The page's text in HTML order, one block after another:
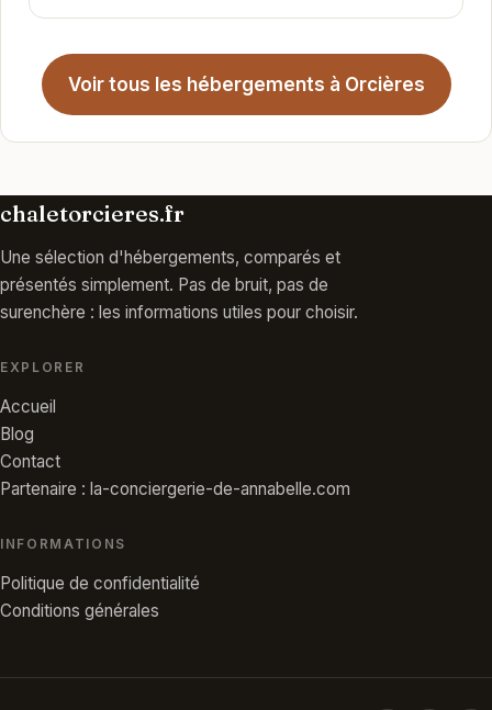
Voir tous les hébergements à Orcières
chaletorcieres.fr
Une sélection d'hébergements, comparés et
présentés simplement. Pas de bruit, pas de
surenchère : les informations utiles pour choisir.
EXPLORER
Accueil
Blog
Contact
Partenaire : la-conciergerie-de-annabelle.com
INFORMATIONS
Politique de confidentialité
Conditions générales